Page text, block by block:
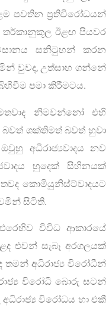
පවතින ප‍්‍රතිවිරෝධයන්
තර්කානුකූල ඊළඟ පියවර
සනිටුහන් කරන
වුවද, උත්සාහ ගන්නේ
පමා කිරීමටය.
නිමවන්නෝ එහි
බවත් ශක්තිමත් බවත් හුවා
අධිරාජ්‍යවාදය නව
හුදෙක් සිහිනයක්
කොමියුනිස්ට්වාදයට
සිටිති.
විවිධ ආකාරයේ
එවන් සැබෑ අරගලයක්
තමන් අධිරාජ්‍ය විරෝධීන්
විරෝධී බොරු සටන්
අධිරාජ්‍ය විරෝධය හා එකී